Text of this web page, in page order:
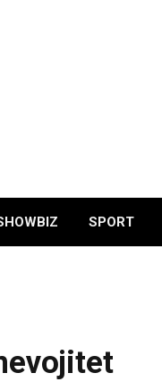
SPORT